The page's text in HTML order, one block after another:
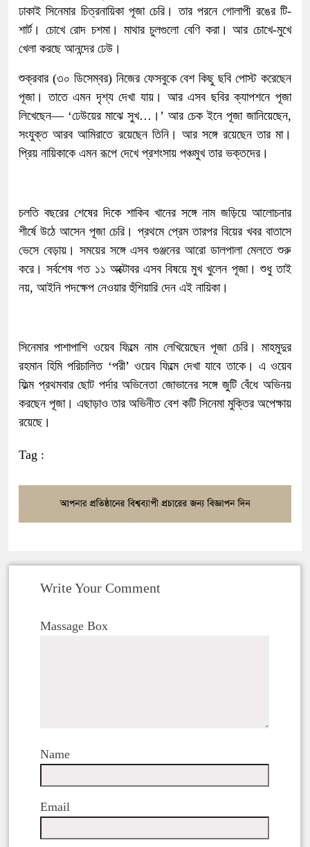
ঢাকাই সিনেমার চিত্রনায়িকা পূজা চেরি। তার পরনে গোলাপী রঙের টি-
শার্ট। চোখে রোদ চশমা। মাথার চুলগুলো বেণি করা। আর চোখে-মুখে
খেলা করছে আনন্দের ঢেউ।
শুক্রবার (৩০ ডিসেম্বর) নিজের ফেসবুকে বেশ কিছু ছবি পোস্ট করেছেন
পূজা। তাতে এমন দৃশ্য দেখা যায়। আর এসব ছবির ক্যাপশনে পূজা
লিখেছেন— ‘ঢেউয়ের মাঝে সুখ…।’ আর চেক ইনে পূজা জানিয়েছেন,
সংযুক্ত আরব আমিরাতে রয়েছেন তিনি। আর সঙ্গে রয়েছেন তার মা।
প্রিয় নায়িকাকে এমন রূপে দেখে প্রশংসায় পঞ্চমুখ তার ভক্তদের।
চলতি বছরের শেষের দিকে শাকিব খানের সঙ্গে নাম জড়িয়ে আলোচনার
শীর্ষে উঠে আসেন পূজা চেরি। প্রথমে প্রেম তারপর বিয়ের খবর বাতাসে
ভেসে বেড়ায়। সময়ের সঙ্গে এসব গুঞ্জনের আরো ডালপালা মেলতে শুরু
করে। সর্বশেষ গত ১১ অক্টোবর এসব বিষয়ে মুখ খুলেন পূজা। শুধু তাই
নয়, আইনি পদক্ষেপ নেওয়ার হুঁশিয়ারি দেন এই নায়িকা।
সিনেমার পাশাপাশি ওয়েব ফিল্মে নাম লেখিয়েছেন পূজা চেরি। মাহমুদুর
রহমান হিমি পরিচালিত ‘পরী’ ওয়েব ফিল্মে দেখা যাবে তাকে। এ ওয়েব
ফিল্ম প্রথমবার ছোট পর্দার অভিনেতা জোভানের সঙ্গে জুটি বেঁধে অভিনয়
করছেন পূজা। এছাড়াও তার অভিনীত বেশ কটি সিনেমা মুক্তির অপেক্ষায়
রয়েছে।
Tag :
Write Your Comment
Massage Box
Name
Email